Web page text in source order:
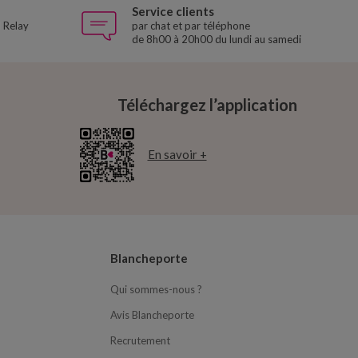
Service clients
par chat et par téléphone
de 8h00 à 20h00 du lundi au samedi
Téléchargez l’application
En savoir +
Blancheporte
Qui sommes-nous ?
Avis Blancheporte
Recrutement